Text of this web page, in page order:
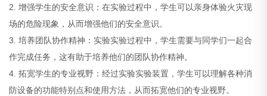
2. 增强学生的安全意识：在实验过程中，学生可以亲身体验火灾现
场的危险现象，从而增强他们的安全意识。
3. 培养团队协作精神：实验实验过程中，学生需要与同学们一起合
作完成任务，这有助于培养他们的团队协作精神。
4. 拓宽学生的专业视野：经过实验实验装置，学生可以理解各种消
防设备的功能特别点和使用方法，从而拓宽他们的专业视野。